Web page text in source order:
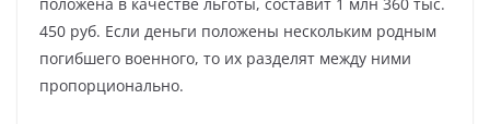
450 руб. Если деньги положены нескольким родным
погибшего военного, то их разделят между ними
пропорционально.